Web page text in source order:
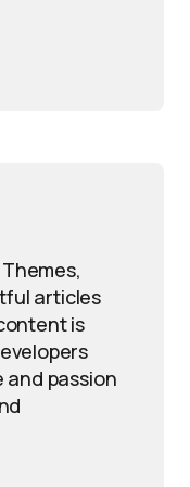
articles
is
passion